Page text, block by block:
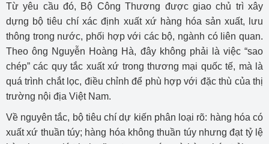
Từ yêu cầu đó, Bộ Công Thương được giao chủ trì xây
dựng bộ tiêu chí xác định xuất xứ hàng hóa sản xuất, lưu
thông trong nước, phối hợp với các bộ, ngành có liên quan.
Theo ông Nguyễn Hoàng Hà, đây không phải là việc “sao
chép” các quy tắc xuất xứ trong thương mại quốc tế, mà là
quá trình chắt lọc, điều chỉnh để phù hợp với đặc thù của thị
trường nội địa Việt Nam.
Về nguyên tắc, bộ tiêu chí dự kiến phân loại rõ: hàng hóa có
xuất xứ thuần túy; hàng hóa không thuần túy nhưng đạt tỷ lệ